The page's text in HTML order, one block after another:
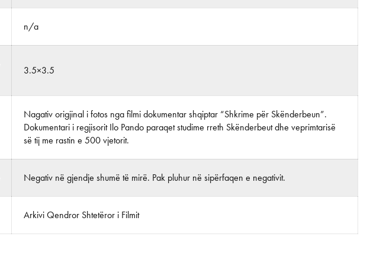
n/a
3.5×3.5
Nagativ origjinal i fotos nga filmi dokumentar shqiptar “Shkrime për Skënderbeun”.
Dokumentari i regjisorit Ilo Pando paraqet studime rreth Skënderbeut dhe veprimtarisë
së tij me rastin e 500 vjetorit.
Negativ në gjendje shumë të mirë. Pak pluhur në sipërfaqen e negativit.
Arkivi Qendror Shtetëror i Filmit